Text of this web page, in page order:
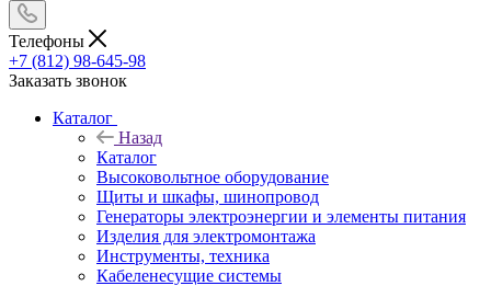
Телефоны
+7 (812) 98-645-98
Заказать звонок
Каталог
Назад
Каталог
Высоковольтное оборудование
Щиты и шкафы, шинопровод
Генераторы электроэнергии и элементы питания
Изделия для электромонтажа
Инструменты, техника
Кабеленесущие системы